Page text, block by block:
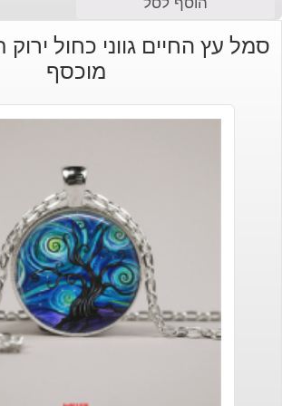
המקורי
היה:
הנוכחי
הוא:
סמל עץ החיים גווני כחול
מוכסף